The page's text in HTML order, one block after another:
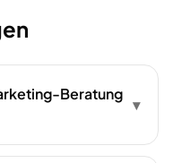
Beratung
▾